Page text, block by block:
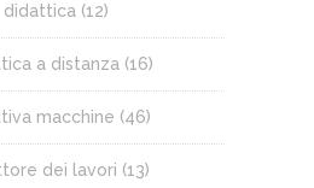
didattica (12)
a distanza (16)
macchine (46)
dei lavori (13)